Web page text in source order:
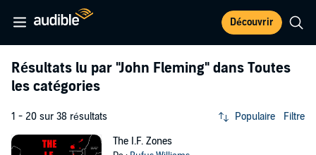
Découvrir
Résultats lu par "John Fleming" dans Toutes
les catégories
1 - 20 sur 38 résultats Populaire Filtre
The I.F. Zones